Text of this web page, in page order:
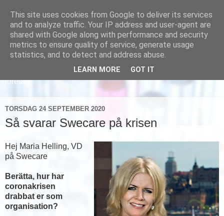
Läs om hur vi marknadsför svensk sjukvård och svenska
företag
TORSDAG 24 SEPTEMBER 2020
Så svarar Swecare på krisen
Hej Maria Helling, VD
på Swecare
Berätta, hur har
coronakrisen
drabbat er som
organisation?
This site uses cookies from Google to deliver its services
and to analyze traffic. Your IP address and user-agent are
shared with Google along with performance and security
metrics to ensure quality of service, generate usage
statistics, and to detect and address abuse.
LEARN MORE GOT IT